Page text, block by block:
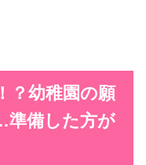
？幼稚園の願
準備した方が